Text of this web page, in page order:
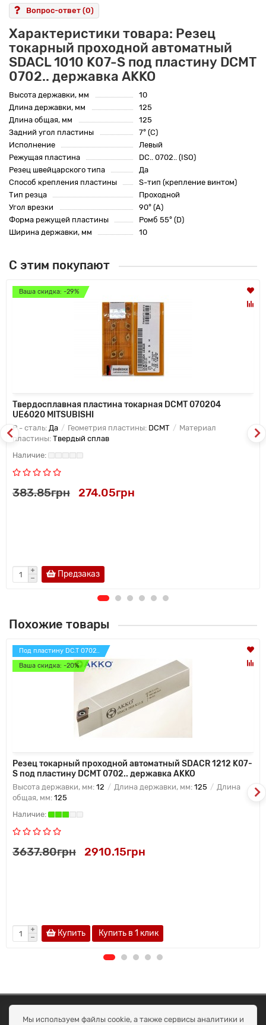
Вопрос-ответ (0)
Характеристики товара: Резец
токарный проходной автоматный
SDACL 1010 K07-S под пластину DCMT
0702.. державка AKKO
Высота державки, мм
10
Длина державки, мм
125
Длина общая, мм
125
Задний угол пластины
7° (C)
Исполнение
Левый
Режущая пластина
DC.. 0702.. (ISO)
Резец швейцарского типа
Да
Способ крепления пластины
S-тип (крепление винтом)
Тип резца
Проходной
Угол врезки
90° (A)
Форма режущей пластины
Ромб 55° (D)
Ширина державки, мм
10
С этим покупают
Ваша скидка: -29%
Твердосплавная пластина токарная DCMT 070204
UE6020 MITSUBISHI
P - сталь: Да Геометрия пластины: DCMT
Материал
пластины: Твердый сплав
383.85грн 274.05грн
Предзаказ
Похожие товары
Под пластину DC.T 0702..
Ваша скидка: -20%
Резец токарный проходной автоматный SDACR 1212 K07-
S под пластину DCMT 0702.. державка AKKO
Высота державки, мм: 12 Длина державки, мм: 125
Длина
общая, мм: 125
3637.80грн 2910.15грн
Купить Купить в 1 клик
ОКЕАН ТРЕЙД
Договір публичної оферти
Мы используем файлы cookie, а также сервисы аналитики и